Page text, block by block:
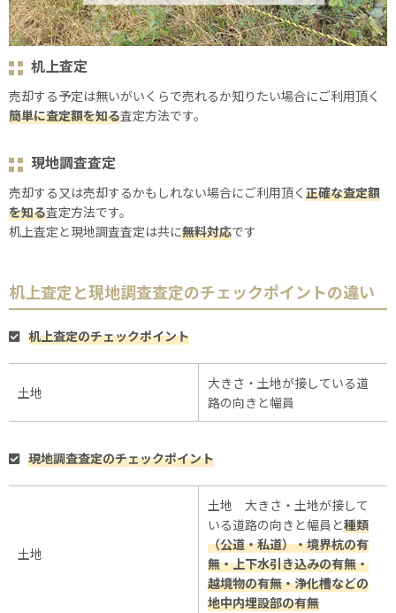
机上査定
売却する予定は無いがいくらで売れるか知りたい場合にご利用頂く
簡単に査定額を知る査定方法です。
現地調査査定
売却する又は売却するかもしれない場合にご利用頂く 正確な査定額
を知る査定方法です。
机上査定と現地調査査定は共に無料対応です
机上査定と現地調査査定のチェックポイントの違い
机上査定のチェックポイント
土地
大きさ・土地が接している道
路の向きと幅員
現地調査査定のチェックポイント
土地
土地 大きさ・土地が接して
いる道路の向きと幅員と種類
（公道・私道）・境界杭の有
無・上下水引き込みの有無・
越境物の有無・浄化槽などの
地中内埋設部の有無